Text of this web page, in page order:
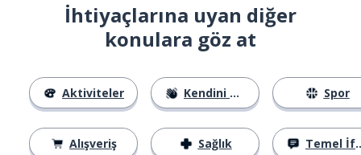
İhtiyaçlarına uyan diğer
konulara göz at
Aktiviteler
Alışveriş
Kendini Tanıtma
Sağlık
Spor
Temel İfadeler